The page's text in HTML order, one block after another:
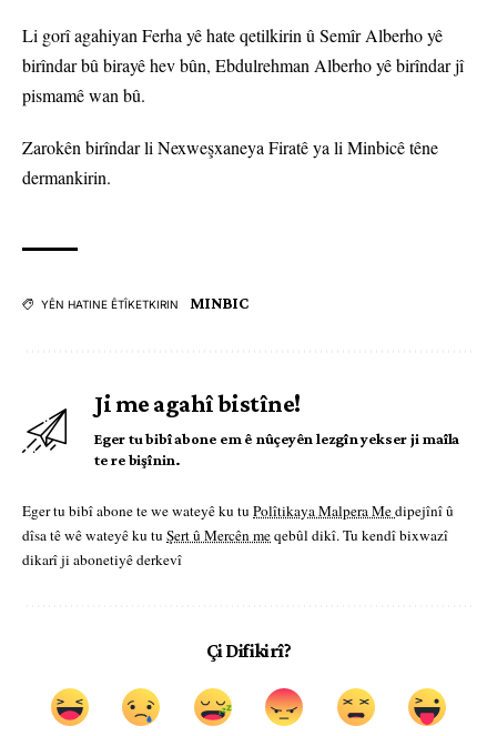
Li gorî agahiyan Ferha yê hate qetilkirin û Semîr Alberho yê
birîndar bû birayê hev bûn, Ebdulrehman Alberho yê birîndar jî
pismamê wan bû.
Zarokên birîndar li Nexweşxaneya Firatê ya li Minbicê têne
dermankirin.
YÊN HATINE ÊTÎKETKIRIN MINBIC
Ji me agahî bistîne!
Eger tu bibî abone em ê nûçeyên lezgîn yekser ji maîla
te re bişînin.
Eger tu bibî abone te we wateyê ku tu Polîtikaya Malpera Medipejînî û
dîsa tê wê wateyê ku tu Şert û Mercên meqebûl dikî. Tu kendî bixwazî
dikarî ji abonetiyê derkevî
Çi Difikirî?